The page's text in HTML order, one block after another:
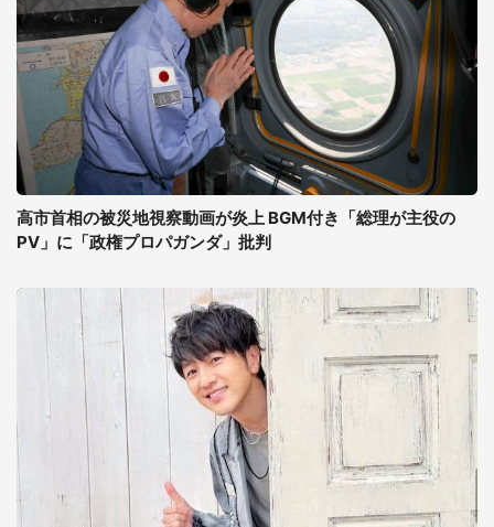
高市首相の被災地視察動画が炎上 BGM付き「総理が主役の
PV」に「政権プロパガンダ」批判